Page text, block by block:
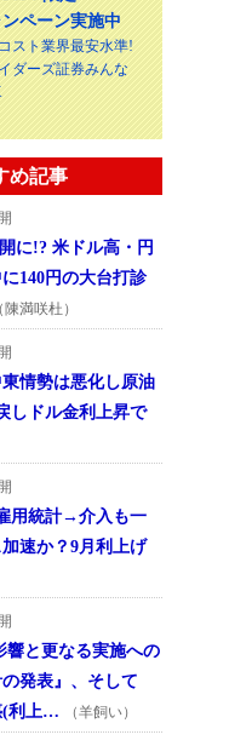
ペーン実施中
スト業界最安水準!
ダーズ証券みんな
め記事
に!? 米ドル高・円
140円の大台打診
（陳満咲杜）
情勢は悪化し原油
しドル金利上昇で
用統計→介入も一
速か？9月利上げ
響と更なる実施への
発表』、そして
(利上…
（羊飼い）